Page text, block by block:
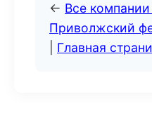
← Все
Приволжский
Главная